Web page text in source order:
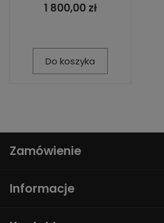
1 800,00 zł
Do koszyka
Zamówienie
Informacje